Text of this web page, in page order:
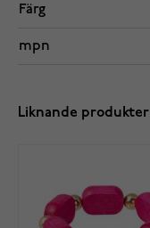
Färg
mpn
Liknande produkter